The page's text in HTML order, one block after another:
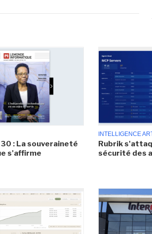
30 : La souveraineté
s'affirme
INTELLIGENCE
Rubrik
sécurité des